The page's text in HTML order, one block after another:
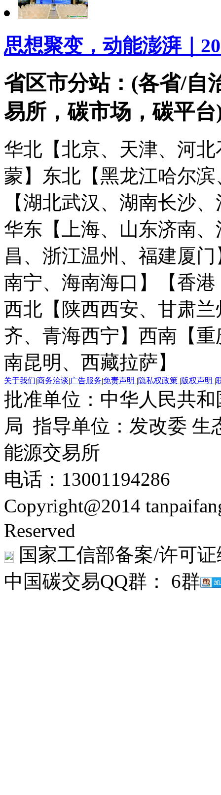
思想聚变，动能澎湃｜
省区市分站：(各省/自
易所，碳市场，碳平台
华北【北京、天津、河
蒙】 东北【黑龙江哈尔
【湖北武汉、湖南长沙
华东【上海、山东济南
昌、浙江温州、福建厦门
南宁、海南海口】
【香
西北【陕西西安、甘肃
齐、青海西宁】 西南【
南昆明、西藏拉萨】
关于我们|商务洽谈|广告服务|免责声明 |隐私权政策 |版权声明 |
批准单位：中华人民共
局 指导单位：发改委 生
能源交易所
电话：13001194286
Copyright@2014
Reserved
国家工信部备案/许可
中国碳交易QQ群： 6群